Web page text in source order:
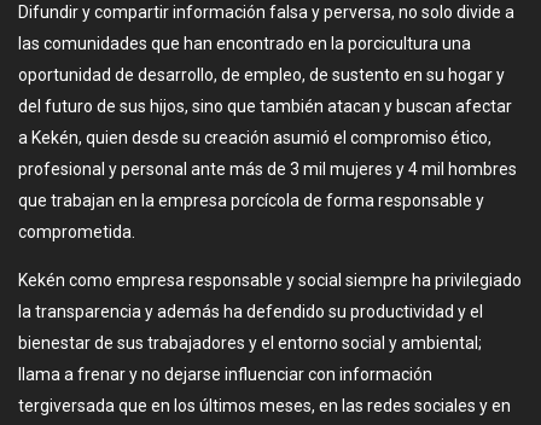
Difundir y compartir información falsa y perversa, no solo divide a
las comunidades que han encontrado en la porcicultura una
oportunidad de desarrollo, de empleo, de sustento en su hogar y
del futuro de sus hijos, sino que también atacan y buscan afectar
a Kekén, quien desde su creación asumió el compromiso ético,
profesional y personal ante más de 3 mil mujeres y 4 mil hombres
que trabajan en la empresa porcícola de forma responsable y
comprometida.
Kekén como empresa responsable y social siempre ha privilegiado
la transparencia y además ha defendido su productividad y el
bienestar de sus trabajadores y el entorno social y ambiental;
llama a frenar y no dejarse influenciar con información
tergiversada que en los últimos meses, en las redes sociales y en